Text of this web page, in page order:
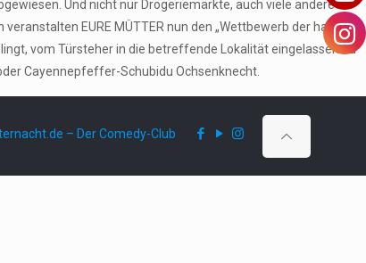
Und nicht nur Drogeriemärkte, auch viele andere
EURE MÜTTER nun den „Wettbewerb der harten
vom Türsteher in die betreffende Lokalität eingelassen zu
Cayennepfeffer-Schubidu Ochsenknecht.
– Der Comedy-Club